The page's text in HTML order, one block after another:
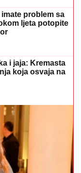
problem sa
ljeta potopite
i jaja: Kremasta
koja osvaja na